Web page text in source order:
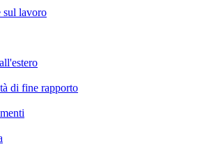
sul lavoro
di fine rapporto